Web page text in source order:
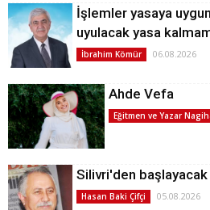
İşlemler yasaya
uyulacak yasa
İbrahim Kömür 06.08.2026
Ahde Vefa
Eğitmen ve Yazar
Silivri'den
Hasan Baki Çifçi 05.08.2026